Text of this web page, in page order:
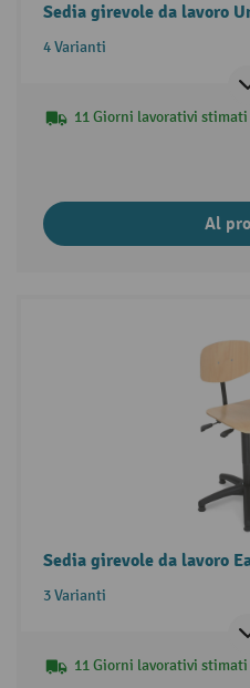
Sedia girevole da lavoro
4 Varianti
11 Giorni lavorativi stimati
Al
Sedia girevole da lavoro
3 Varianti
11 Giorni lavorativi stimati